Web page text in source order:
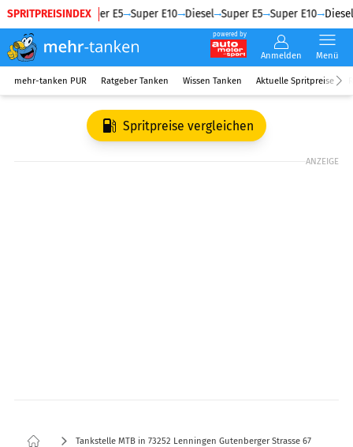
SPRITPREISINDEX
Diesel Super E5 Super E10 Diesel Super E5 Super E10 Diesel
powered by
Anmelden Menü
mehr-tanken PUR Ratgeber Tanken Wissen Tanken Aktuelle Spritpreise
Spritpreise vergleichen
ANZEIGE
Tankstelle MTB in 73252 Lenningen Gutenberger Strasse 67